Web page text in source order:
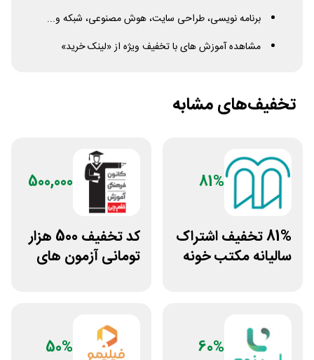
برنامه نویسی، طراحی سایت، هوش مصنوعی، شبکه و...
مشاهده آموزش های با تخفیف ویژه از «لینک خرید»
تخفیف‌های مشابه
81%
81% تخفیف اشتراک
سالیانه مکتب خونه
500,000
کد تخفیف 500 هزار
تومانی آزمون های
60%
50%